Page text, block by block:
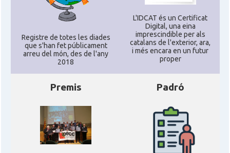
Registre de totes les diades
que s'han fet públicament
arreu del món, des de l'any
2018
L'IDCAT és un Certificat
Digital, una eina
imprescindible per als
catalans de l'exterior, ara,
i més encara en un futur
proper
Premis Padró